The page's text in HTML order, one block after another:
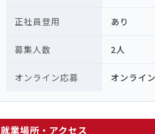
正社員登用 あり
募集人数 2人
オンライン応募 オンライ
就業場所・アクセス